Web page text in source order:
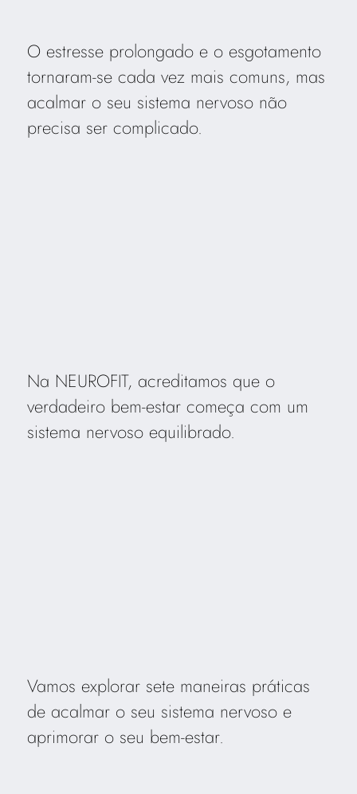
O estresse prolongado e o esgotamento
tornaram-se cada vez mais comuns, mas
acalmar o seu sistema nervoso não
precisa ser complicado.
Na NEUROFIT, acreditamos que o
verdadeiro bem-estar começa com um
sistema nervoso equilibrado.
Vamos explorar sete maneiras práticas
de acalmar o seu sistema nervoso e
aprimorar o seu bem-estar.